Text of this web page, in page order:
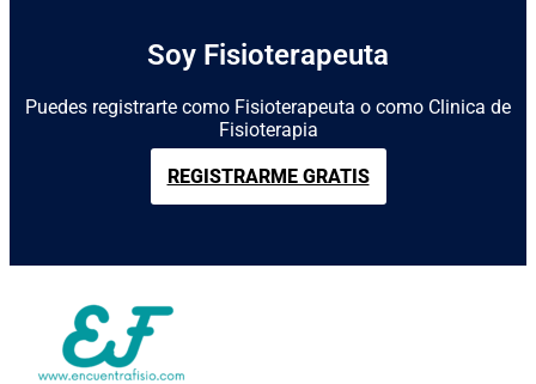
Soy Fisioterapeuta
Puedes registrarte como Fisioterapeuta o como Clinica de
Fisioterapia
REGISTRARME GRATIS